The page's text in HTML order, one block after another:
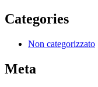
Categories
Non categorizzato
Meta